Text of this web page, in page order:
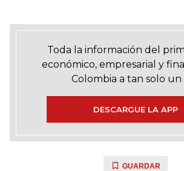
Toda la información del
económico, empresarial y
Colombia a tan solo un
DESCARGUE LA APP
GUARDAR